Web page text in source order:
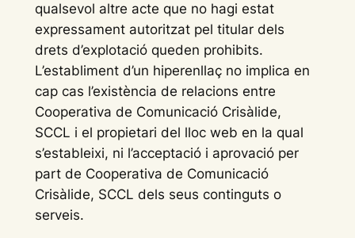
qualsevol altre acte que no hagi estat
expressament autoritzat pel titular dels
drets d’explotació queden prohibits.
L’establiment d’un hiperenllaç no implica en
cap cas l’existència de relacions entre
Cooperativa de Comunicació Crisàlide,
SCCL i el propietari del lloc web en la qual
s’estableixi, ni l’acceptació i aprovació per
part de Cooperativa de Comunicació
Crisàlide, SCCL dels seus continguts o
serveis.